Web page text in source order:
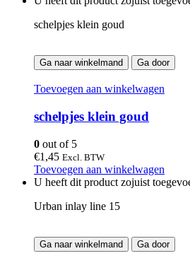
schelpjes klein goud
Ga naar winkelmand Ga door
Toevoegen aan winkelwagen
schelpjes klein goud
0 out of 5
€1,45 Excl. BTW
Toevoegen aan winkelwagen
U heeft dit product zojuist
Urban inlay line 15
Ga naar winkelmand Ga door